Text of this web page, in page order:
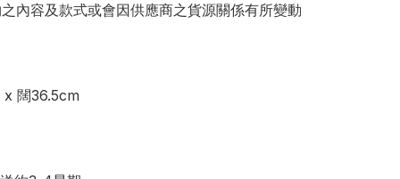
內容及款式或會因供應商之貨源關係有所變動
x 闊36.5cm